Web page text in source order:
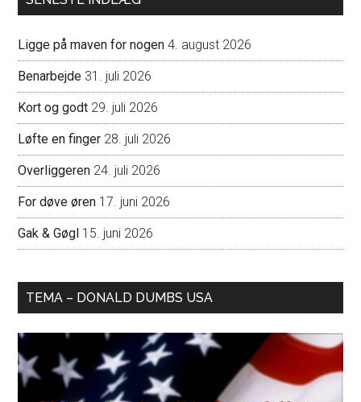
Ligge på maven for nogen 4. august 2026
Benarbejde 31. juli 2026
Kort og godt 29. juli 2026
Løfte en finger 28. juli 2026
Overliggeren 24. juli 2026
For døve øren 17. juni 2026
Gak & Gøgl 15. juni 2026
TEMA – DONALD DUMBS USA